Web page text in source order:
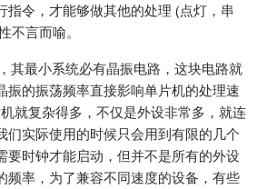
指令，才能够做其他的处理 (点灯，串
不言而喻。
其最小系统必有晶振电路，这块电路就
振的振荡频率直接影响单片机的处理速
就复杂得多，不仅是外设非常多，就连
们实际使用的时候只会用到有限的几个
要时钟才能启动，但并不是所有的外设
频率，为了兼容不同速度的设备，有些